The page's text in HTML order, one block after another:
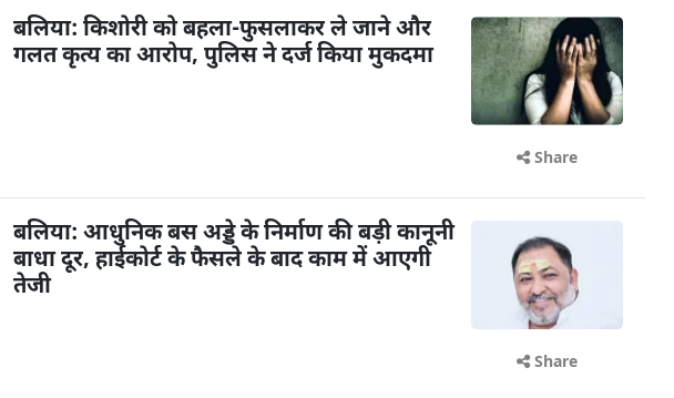
बलिया: किशोरी को बहला-फुसलाकर ले जाने और
गलत कृत्य का आरोप, पुलिस ने दर्ज किया मुकदमा
Share
बलिया: आधुनिक बस अड्डे के निर्माण की बड़ी कानूनी
बाधा दूर, हाईकोर्ट के फैसले के बाद काम में आएगी
तेजी
Share